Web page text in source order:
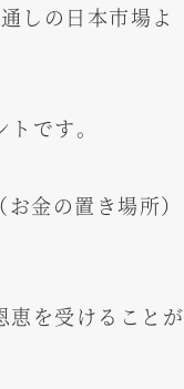
しの日本市場よ
です。
金の置き場所）
恵を受けることが